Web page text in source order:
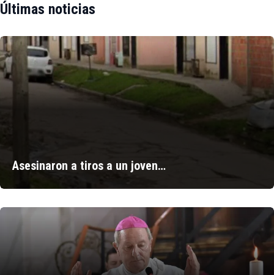
Últimas noticias
Asesinaron a tiros a un joven…